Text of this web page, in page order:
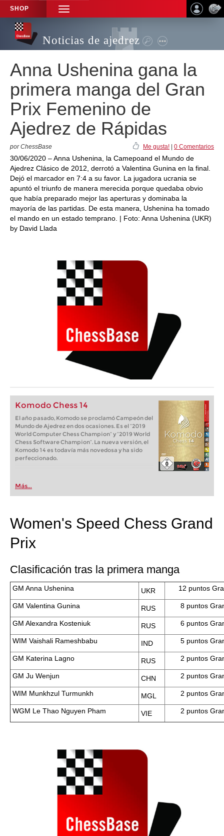
SHOP
TOGGLE
NAVIGATION
Noticias de ajedrez
Anna Ushenina gana la
primera manga del Gran
Prix Femenino de
Ajedrez de Rápidas
por ChessBase Me gusta! 0 Comentarios
30/06/2020 – Anna Ushenina, la Camepoand el Mundo de
Ajedrez Clásico de 2012, derrotó a Valentina Gunina en la final.
Dejó el marcador en 7:4 a su favor. La jugadora ucrania se
apuntó el triunfo de manera merecida porque quedaba obvio
que había preparado mejor las aperturas y dominaba la
mayoría de las partidas. De esta manera, Ushenina ha tomado
el mando en un estado temprano. | Foto: Anna Ushenina (UKR)
by David Llada
Komodo Chess 14
El año pasado, Komodo se proclamó Campeón del
Mundo de Ajedrez en dos ocasiones. Es el “2019
World Computer Chess Champion“ y “2019 World
Chess Software Champion“. La nueva versión, el
Komodo 14 es todavía más novedosa y ha sido
perfeccionado.
Más...
Women's Speed Chess Grand
Prix
Clasificación tras la primera manga
GM Anna Ushenina UKR 12 puntos
GM Valentina Gunina RUS 8 puntos
GM Alexandra Kosteniuk RUS 6 puntos
WIM Vaishali Rameshbabu IND 5 puntos
GM Katerina Lagno RUS 2 puntos
GM Ju Wenjun CHN 2 puntos
WIM Munkhzul Turmunkh MGL 2 puntos
WGM Le Thao Nguyen Pham VIE 2 puntos